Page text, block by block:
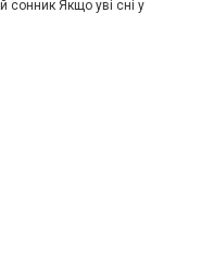
сонник Якщо уві сні у